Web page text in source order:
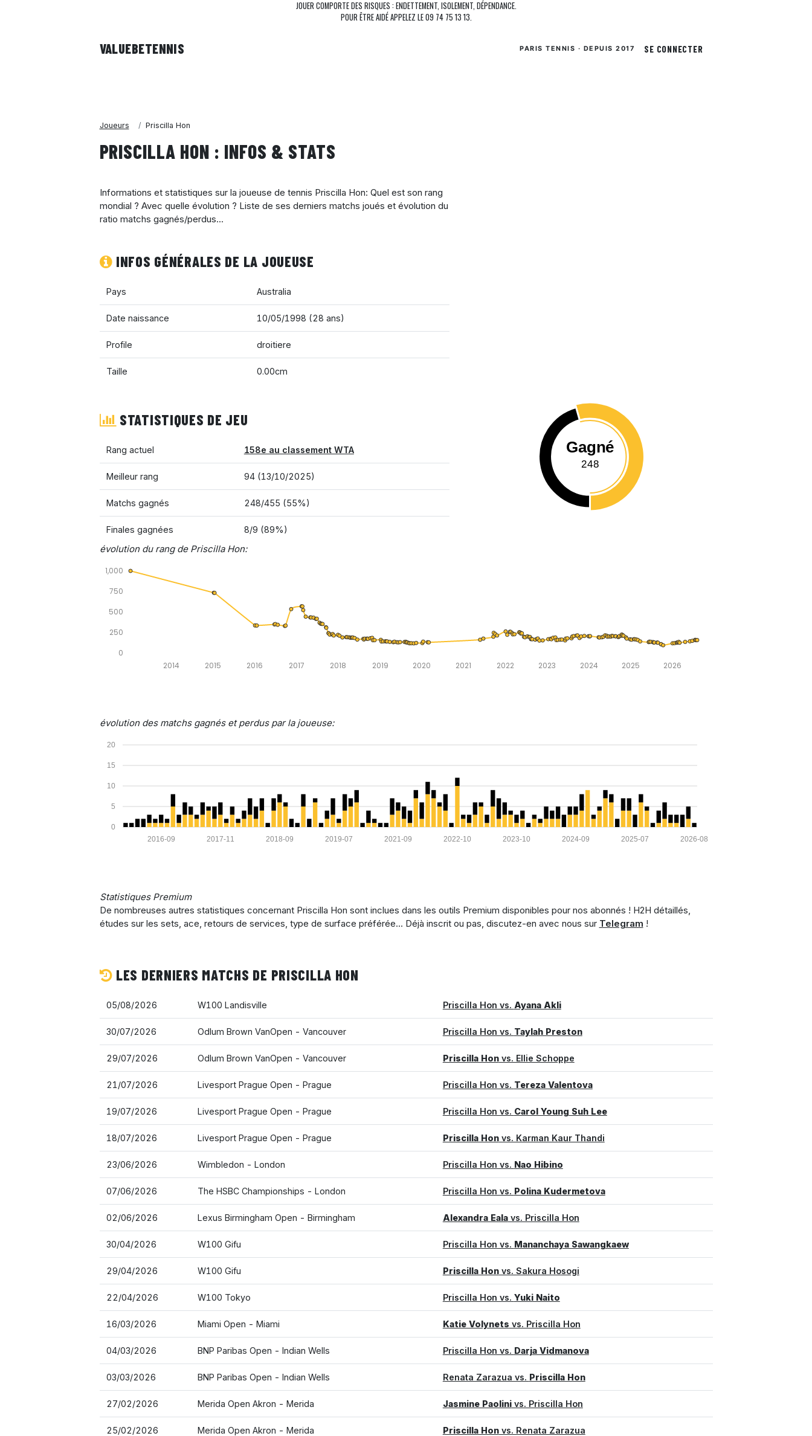
JOUER COMPORTE DES RISQUES : ENDETTEMENT, ISOLEMENT, DÉPENDANCE.
POUR ÊTRE AIDÉ APPELEZ LE 09 74 75 13 13.
VALUEBETENNIS PARIS TENNIS · DEPUIS 2017 SE CONNECTER
Joueurs Priscilla Hon
PRISCILLA HON : INFOS & STATS
Informations et statistiques sur la joueuse de tennis Priscilla Hon: Quel est son rang
mondial ? Avec quelle évolution ? Liste de ses derniers matchs joués et évolution du
ratio matchs gagnés/perdus...
INFOS GÉNÉRALES DE LA JOUEUSE
Pays Australia
Date naissance 10/05/1998 (28 ans)
Profile droitiere
Taille 0.00cm
STATISTIQUES DE JEU
Rang actuel 158e au classement WTA
Meilleur rang 94 (13/10/2025)
Matchs gagnés 248/455 (55%)
Finales gagnées 8/9 (89%)
Gagné
248
évolution du rang de Priscilla Hon:
0
250
500
750
1,000
2026
2025
2024
2023
2022
2021
2020
2019
2018
2017
2016
2015
2014
évolution des matchs gagnés et perdus par la joueuse:
0
5
10
15
20
2026-08
2025-07
2024-09
2023-10
2022-10
2021-09
2019-07
2018-09
2017-11
2016-09
Statistiques Premium
De nombreuses autres statistiques concernant Priscilla Hon sont inclues dans les outils Premium disponibles pour nos abonnés ! H2H détaillés,
études sur les sets, ace, retours de services, type de surface préférée... Déjà inscrit ou pas, discutez-en avec nous sur Telegram !
LES DERNIERS MATCHS DE PRISCILLA HON
05/08/2026 W100 Landisville Priscilla Hon vs. Ayana Akli
30/07/2026 Odlum Brown VanOpen - Vancouver Priscilla Hon vs. Taylah Preston
29/07/2026 Odlum Brown VanOpen - Vancouver Priscilla Honvs. Ellie Schoppe
21/07/2026 Livesport Prague Open - Prague Priscilla Hon vs. Tereza Valentova
19/07/2026 Livesport Prague Open - Prague Priscilla Hon vs. Carol Young Suh Lee
18/07/2026 Livesport Prague Open - Prague Priscilla Honvs. Karman Kaur Thandi
23/06/2026 Wimbledon - London Priscilla Hon vs. Nao Hibino
07/06/2026 The HSBC Championships - London Priscilla Hon vs. Polina Kudermetova
02/06/2026 Lexus Birmingham Open - Birmingham Alexandra Ealavs. Priscilla Hon
30/04/2026 W100 Gifu Priscilla Hon vs. Mananchaya Sawangkaew
29/04/2026 W100 Gifu Priscilla Honvs. Sakura Hosogi
22/04/2026 W100 Tokyo Priscilla Hon vs. Yuki Naito
16/03/2026 Miami Open - Miami Katie Volynets vs. Priscilla Hon
04/03/2026 BNP Paribas Open - Indian Wells Priscilla Hon vs. Darja Vidmanova
03/03/2026 BNP Paribas Open - Indian Wells Renata Zarazua vs. Priscilla Hon
27/02/2026 Merida Open Akron - Merida Jasmine Paolinivs. Priscilla Hon
25/02/2026 Merida Open Akron - Merida Priscilla Honvs. Renata Zarazua